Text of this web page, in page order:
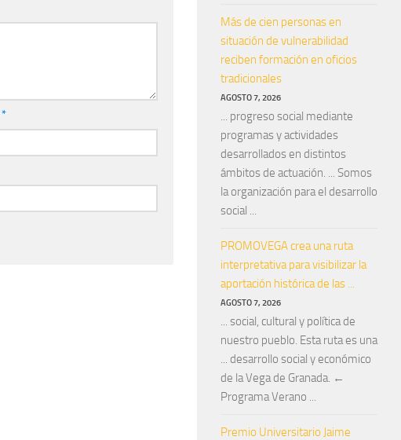
*
Más de cien personas en
situación de vulnerabilidad
reciben formación en oficios
tradicionales
AGOSTO 7, 2026
... progreso social mediante
programas y actividades
desarrollados en distintos
ámbitos de actuación. ... Somos
la organización para el desarrollo
social ...
PROMOVEGA crea una ruta
interpretativa para visibilizar la
aportación histórica de las ...
AGOSTO 7, 2026
... social, cultural y política de
nuestro pueblo. Esta ruta es una
... desarrollo social y económico
de la Vega de Granada. ←
Programa Verano ...
Premio Universitario Jaime